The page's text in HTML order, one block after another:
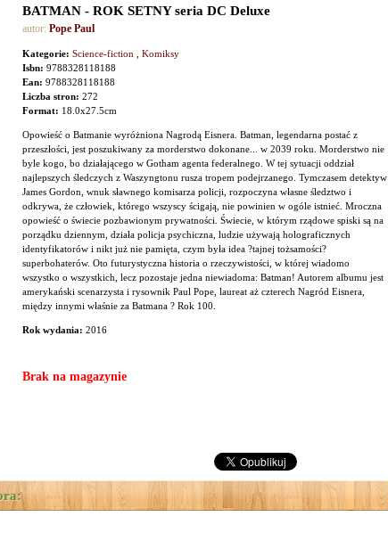
BATMAN - ROK SETNY seria DC Deluxe
autor: Pope Paul
Kategorie: Science-fiction
Komiksy
Isbn: 9788328118188
Ean: 9788328118188
Liczba stron: 272
Format: 18.0x27.5cm
Opowieść o Batmanie wyróżniona Nagrodą Eisnera. Batman, legendarna postać z
przeszłości, jest poszukiwany za morderstwo dokonane... w 2039 roku. Morderstwo nie
byle kogo, bo działającego w Gotham agenta federalnego. W tej sytuacji oddział
najlepszych śledczych z Waszyngtonu rusza tropem podejrzanego. Tymczasem detektyw
James Gordon, wnuk sławnego komisarza policji, rozpoczyna własne śledztwo i
odkrywa, że człowiek, którego wszyscy ścigają, nie powinien w ogóle istnieć. Mroczna
opowieść o świecie pozbawionym prywatności. Świecie, w którym rządowe spiski są na
porządku dziennym, działa policja psychiczna, ludzie używają holograficznych
identyfikatorów i nikt już nie pamięta, czym była idea ?tajnej tożsamości?
superbohaterów. Oto futurystyczna historia o rzeczywistości, w której wiadomo
wszystko o wszystkich, lecz pozostaje jedna niewiadoma: Batman! Autorem albumu jest
amerykański scenarzysta i rysownik Paul Pope, laureat aż czterech Nagród Eisnera,
między innymi właśnie za Batmana ? Rok 100.
Rok wydania: 2016
Brak na magazynie